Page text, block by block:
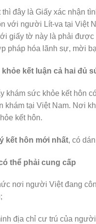
đây là Giấy xác nhận
với người Lít-va tại Việt
giấy tờ này là phải
pháp hóa lãnh sự, mời
kết luận cả hai đủ
khám sức khỏe kết hôn
khám tại Việt Nam. Nơi
kết hôn.
kết hôn mới nhất, có
thể phải cung cấp
nơi người Việt đang
địa chỉ cư trú của